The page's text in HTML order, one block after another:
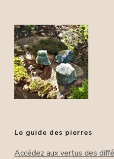
Le guide des pierres
Accédez aux vertus des